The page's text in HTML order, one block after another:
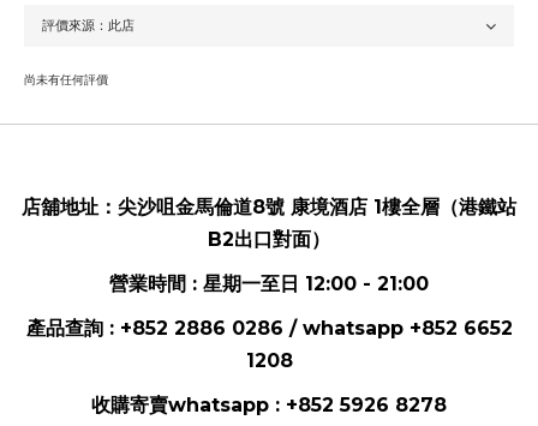
尚未有任何評價
店舖地址： 尖沙咀金馬倫道8號 康境酒店 1樓全層（港鐵站
B2出口對面）
營業時間 : 星期一至日 12:00 - 21:00
產品查詢 : +852 2886 0286 / whatsapp +852 6652
1208
收購寄賣whatsapp : +852 5926 8278